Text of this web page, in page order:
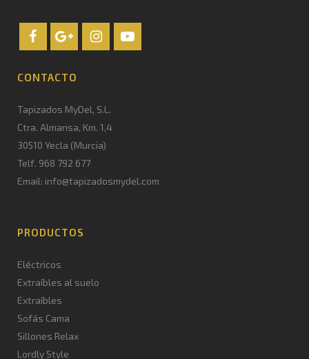
CONTACTO
Tapizados MyDel, S.L.
Ctra. Almansa, Km. 1,4
30510 Yecla (Murcia)
Telf. 968 792 677
Email: info@tapizadosmydel.com
PRODUCTOS
Eléctricos
Extraíbles al suelo
Extraíbles
Sofás Cama
Sillones Relax
Lordly Style